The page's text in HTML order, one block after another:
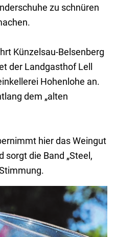
zu schnüren
Künzelsau-Belsenberg
der Landgasthof Lell
Hohenlohe an.
dem „alten
hier das Weingut
sorgt die Band „Steel,